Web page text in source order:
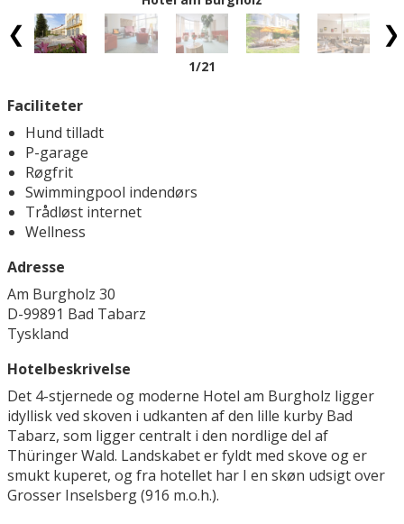
1/21
Faciliteter
Hund tilladt
P-garage
Røgfrit
Swimmingpool indendørs
Trådløst internet
Wellness
Adresse
Am Burgholz 30
D-99891 Bad Tabarz
Tyskland
Hotelbeskrivelse
Det 4-stjernede og moderne Hotel am Burgholz ligger
idyllisk ved skoven i udkanten af den lille kurby Bad
Tabarz, som ligger centralt i den nordlige del af
Thüringer Wald. Landskabet er fyldt med skove og er
smukt kuperet, og fra hotellet har I en skøn udsigt over
Grosser Inselsberg (916 m.o.h.).